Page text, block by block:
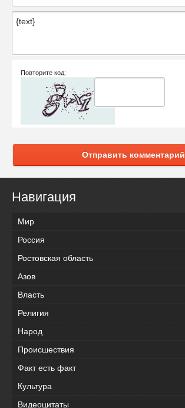
Повторите код:
Отправить комментарий
Навигация
Мир
Россия
Ростовская область
Азов
Власть
Религия
Народ
Происшествия
Факт есть факт
Культура
Видеоцитаты